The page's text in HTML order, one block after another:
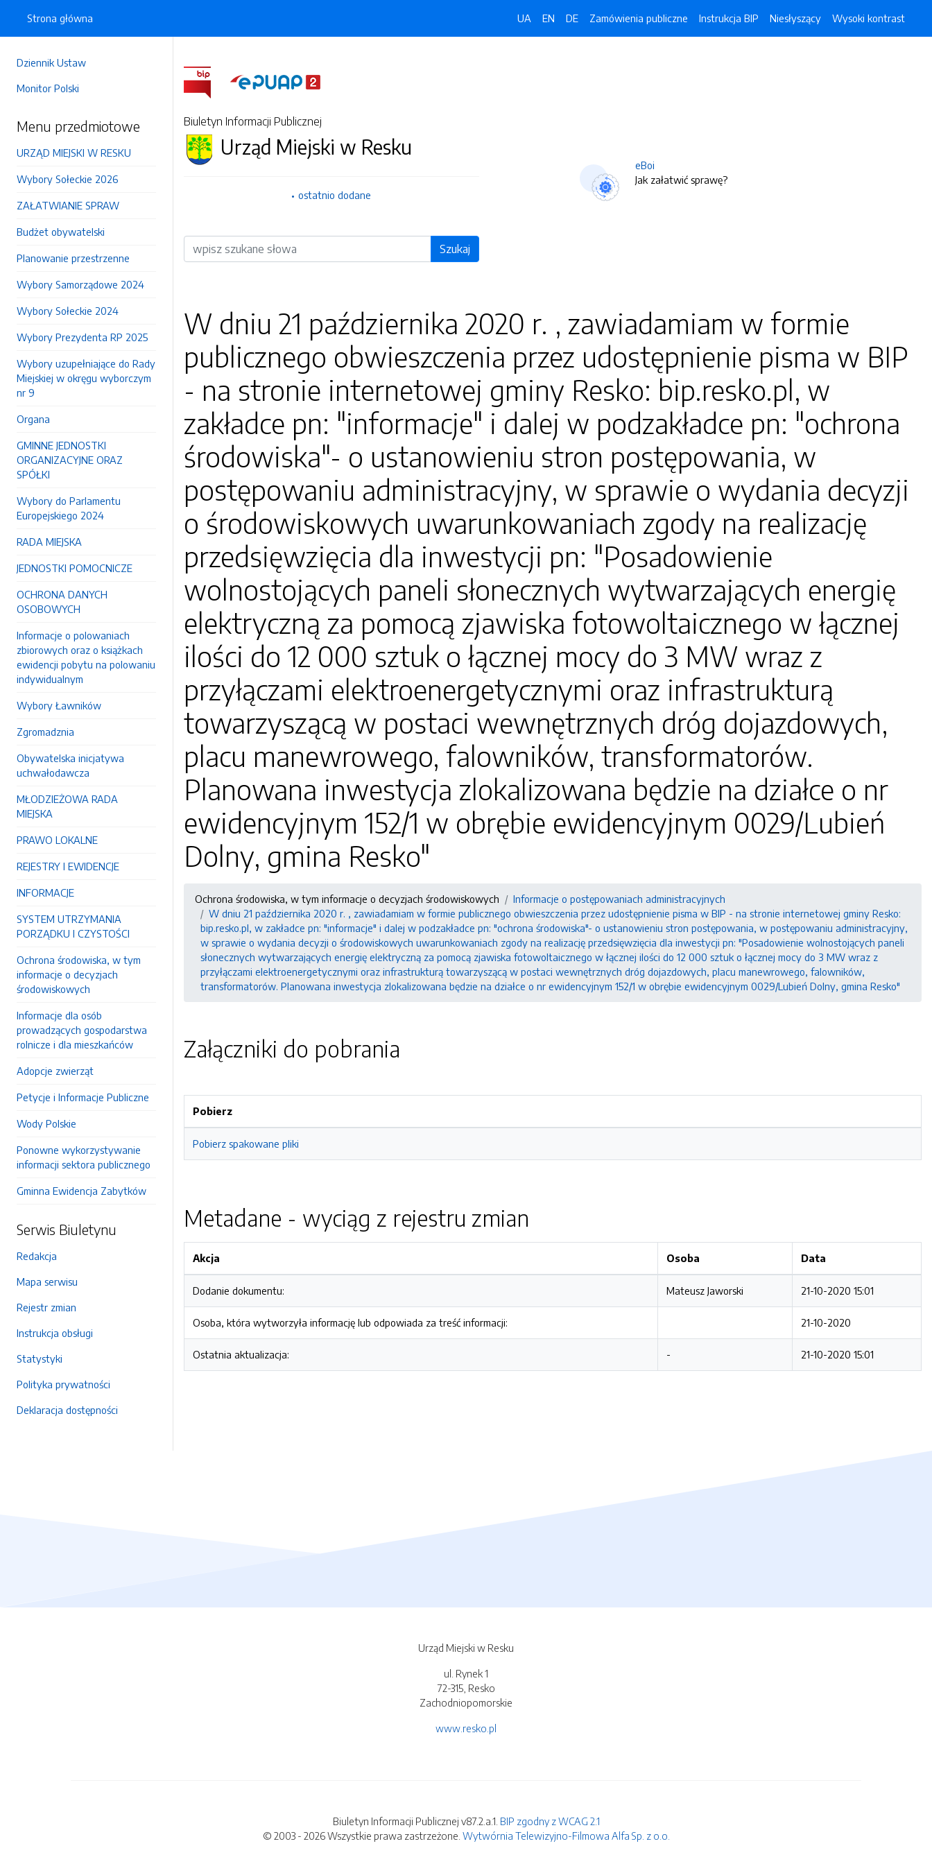
Dziennik Ustaw
Monitor Polski
Menu przedmiotowe
URZĄD MIEJSKI W RESKU
Wybory Sołeckie 2026
ZAŁATWIANIE SPRAW
Budżet obywatelski
Planowanie przestrzenne
Wybory Samorządowe 2024
Wybory Sołeckie 2024
Wybory Prezydenta RP 2025
Wybory uzupełniające do Rady
Miejskiej w okręgu wyborczym
nr 9
Organa
GMINNE JEDNOSTKI
ORGANIZACYJNE ORAZ
SPÓŁKI
Wybory do Parlamentu
Europejskiego 2024
RADA MIEJSKA
JEDNOSTKI POMOCNICZE
OCHRONA DANYCH
OSOBOWYCH
Informacje o polowaniach
zbiorowych oraz o książkach
ewidencji pobytu na polowaniu
indywidualnym
Wybory Ławników
Zgromadznia
Obywatelska inicjatywa
uchwałodawcza
MŁODZIEŻOWA RADA
MIEJSKA
PRAWO LOKALNE
REJESTRY I EWIDENCJE
INFORMACJE
SYSTEM UTRZYMANIA
PORZĄDKU I CZYSTOŚCI
Ochrona środowiska, w tym
informacje o decyzjach
środowiskowych
Informacje dla osób
prowadzących gospodarstwa
rolnicze i dla mieszkańców
Adopcje zwierząt
Petycje i Informacje Publiczne
Wody Polskie
Ponowne wykorzystywanie
informacji sektora publicznego
Gminna Ewidencja Zabytków
Serwis Biuletynu
Redakcja
Mapa serwisu
Rejestr zmian
Instrukcja obsługi
Statystyki
Polityka prywatności
Deklaracja dostępności
Strona główna UA EN DE Zamówienia publiczne Instrukcja BIP Niesłyszący Wysoki kontrast
Biuletyn Informacji Publicznej
Urząd Miejski w Resku
ostatnio dodane
Wyszukiwarka Szukaj
eBoi
Jak załatwić sprawę?
W dniu 21 października 2020 r. , zawiadamiam w formie
publicznego obwieszczenia przez udostępnienie pisma w BIP
- na stronie internetowej gminy Resko: bip.resko.pl, w
zakładce pn: "informacje" i dalej w podzakładce pn: "ochrona
środowiska"- o ustanowieniu stron postępowania, w
postępowaniu administracyjny, w sprawie o wydania decyzji
o środowiskowych uwarunkowaniach zgody na realizację
przedsięwzięcia dla inwestycji pn: "Posadowienie
wolnostojących paneli słonecznych wytwarzających energię
elektryczną za pomocą zjawiska fotowoltaicznego w łącznej
ilości do 12 000 sztuk o łącznej mocy do 3 MW wraz z
przyłączami elektroenergetycznymi oraz infrastrukturą
towarzyszącą w postaci wewnętrznych dróg dojazdowych,
placu manewrowego, falowników, transformatorów.
Planowana inwestycja zlokalizowana będzie na działce o nr
ewidencyjnym 152/1 w obrębie ewidencyjnym 0029/Lubień
Dolny, gmina Resko"
Ochrona środowiska, w tym informacje o decyzjach środowiskowych
Informacje o postępowaniach administracyjnych
W dniu 21 października 2020 r. , zawiadamiam w formie publicznego obwieszczenia przez udostępnienie pisma w BIP - na stronie internetowej gminy Resko:
bip.resko.pl, w zakładce pn: "informacje" i dalej w podzakładce pn: "ochrona środowiska"- o ustanowieniu stron postępowania, w postępowaniu administracyjny,
w sprawie o wydania decyzji o środowiskowych uwarunkowaniach zgody na realizację przedsięwzięcia dla inwestycji pn: "Posadowienie wolnostojących paneli
słonecznych wytwarzających energię elektryczną za pomocą zjawiska fotowoltaicznego w łącznej ilości do 12 000 sztuk o łącznej mocy do 3 MW wraz z
przyłączami elektroenergetycznymi oraz infrastrukturą towarzyszącą w postaci wewnętrznych dróg dojazdowych, placu manewrowego, falowników,
transformatorów. Planowana inwestycja zlokalizowana będzie na działce o nr ewidencyjnym 152/1 w obrębie ewidencyjnym 0029/Lubień Dolny, gmina Resko"
Załączniki do pobrania
Pobierz
Pobierz spakowane pliki
Metadane - wyciąg z rejestru zmian
Akcja Osoba Data
Dodanie dokumentu: Mateusz Jaworski 21-10-2020 15:01
Osoba, która wytworzyła informację lub odpowiada za treść informacji: 21-10-2020
Ostatnia aktualizacja: - 21-10-2020 15:01
Urząd Miejski w Resku
ul. Rynek 1
72-315, Resko
Zachodniopomorskie
www.resko.pl
Biuletyn Informacji Publicznej v87.2.a.1. BIP zgodny z WCAG 2.1
© 2003 - 2026 Wszystkie prawa zastrzeżone. Wytwórnia Telewizyjno-Filmowa Alfa Sp. z o.o.